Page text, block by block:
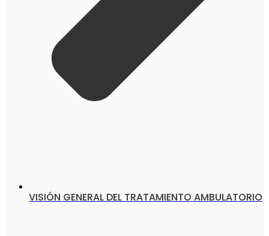
VISIÓN GENERAL DEL TRATAMIENTO AMBULATORIO